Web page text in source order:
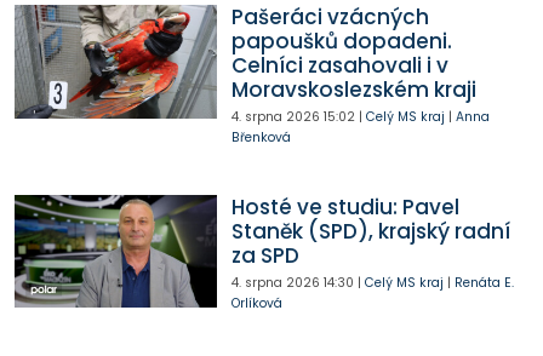
Pašeráci vzácných
papoušků dopadeni.
Celníci zasahovali i v
Moravskoslezském kraji
4. srpna 2026 15:02| Celý MS kraj | Anna
Břenková
Hosté ve studiu: Pavel
Staněk (SPD), krajský radní
za SPD
4. srpna 2026 14:30 | Celý MS kraj | Renáta E.
Orlíková